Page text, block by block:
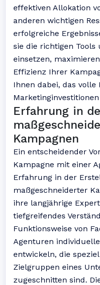
effektiven Allokation
anderen wichtigen
erfolgreiche
sie die richtigen Tools
einsetzen,
Effizienz Ihrer
Ihnen dabei, das volle
Erfahrung in
Kampagnen
Ein entscheidender
Kampagne mit einer
Erfahrung in der
maßgeschneiderter
ihre langjährige
tiefgreifendes
Funktionsweise von
Agenturen
entwickeln, die
Zielgruppen eines
zugeschnitten sind.